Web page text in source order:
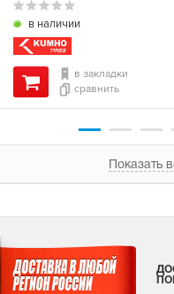
в наличии
в закладки
сравнить
Показать